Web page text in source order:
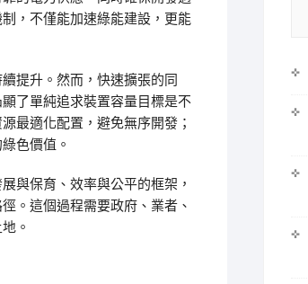
，不僅能加速綠能建設，更能
提升。然而，快速擴張的同
了單純追求裝置容量目標是不
最適化配置，避免無序開發；
色價值。
與保育、效率與公平的框架，
。這個過程需要政府、業者、
。